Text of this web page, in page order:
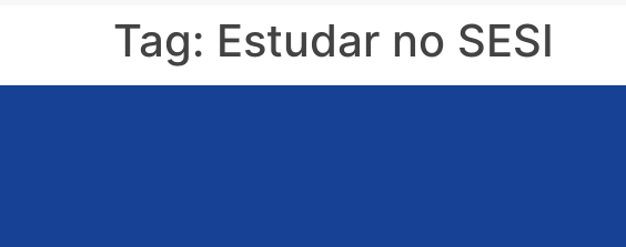
Tag: Estudar no SESI